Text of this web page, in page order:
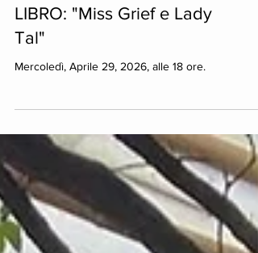
PRESENTAZIONE DEL
LIBRO: "Miss Grief e Lady